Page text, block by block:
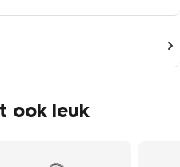
ook leuk